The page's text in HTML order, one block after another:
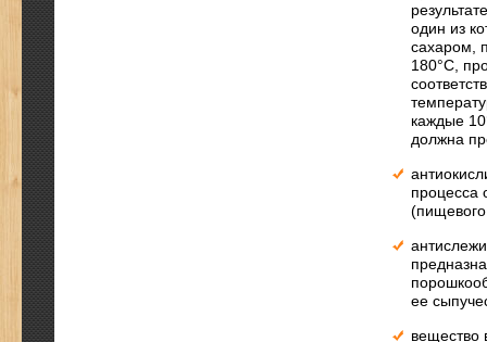
один из
сахаром,
180°С,
каждые
должна
процесса
ее
вещество